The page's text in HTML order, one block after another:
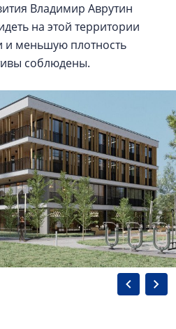
Владимир Аврутин
на этой территории
и меньшую плотность
соблюдены.